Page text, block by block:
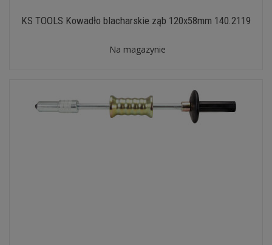
KS TOOLS Kowadło blacharskie ząb 120x58mm 140.2119
Na magazynie